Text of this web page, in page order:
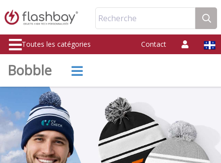
Recherche
Toutes les catégories Contact
Bobble